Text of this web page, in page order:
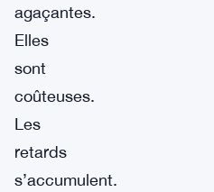
agaçantes.
Elles
sont
coûteuses.
Les
retards
s’accumulent.